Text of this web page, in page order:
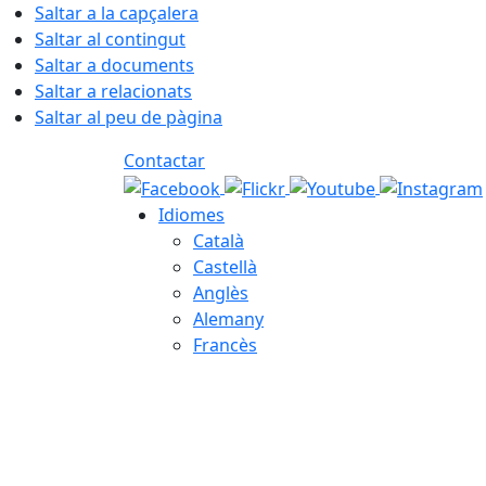
Saltar a la capçalera
Saltar al contingut
Saltar a documents
Saltar a relacionats
Saltar al peu de pàgina
Contactar
Idiomes
Català
Castellà
Anglès
Alemany
Francès